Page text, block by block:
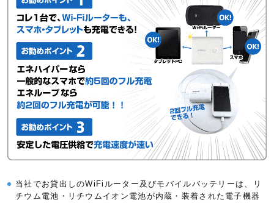
当社でお貸出しのWiFiルーター及びモバイルバッテリーは、リ
チウム電池・リチウムイオン電池が内蔵・装着された電子機器